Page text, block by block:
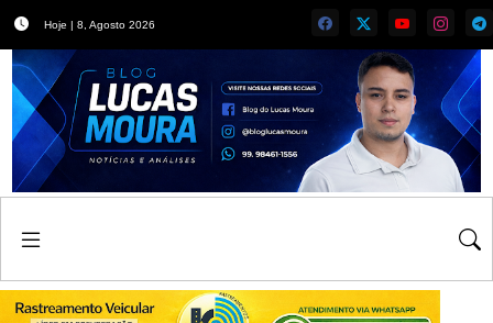
Hoje | 8, Agosto 2026